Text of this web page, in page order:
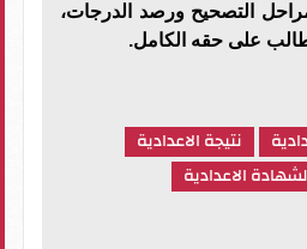
التصحيح ورصد الدرجات،
على حقه الكامل.
نتيجة الاعدادية
الاعدادية